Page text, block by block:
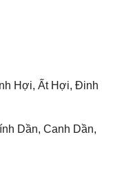
Hợi, Ất Hợi, Đinh
Dần, Canh Dần,